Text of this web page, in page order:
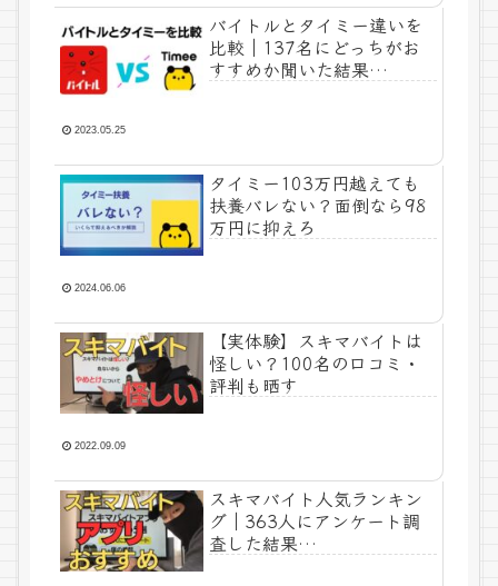
バイトルとタイミー違いを
比較｜137名にどっちがお
すすめか聞いた結果…
2023.05.25
タイミー103万円越えても
扶養バレない？面倒なら98
万円に抑えろ
2024.06.06
【実体験】スキマバイトは
怪しい？100名の口コミ・
評判も晒す
2022.09.09
スキマバイト人気ランキン
グ｜363人にアンケート調
査した結果…